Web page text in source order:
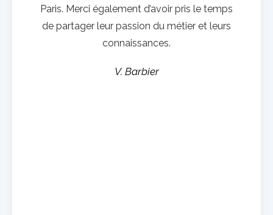
Paris. Merci également d’avoir pris le temps
de partager leur passion du métier et leurs
connaissances.
V. Barbier